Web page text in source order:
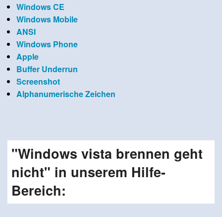
Windows CE
Windows Mobile
ANSI
Windows Phone
Apple
Buffer Underrun
Screenshot
Alphanumerische Zeichen
"Windows vista brennen geht
nicht" in unserem Hilfe-
Bereich: